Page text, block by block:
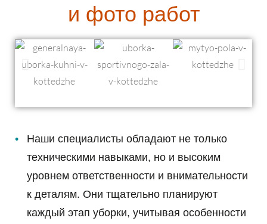
и фото работ
Наши специалисты обладают не только
техническими навыками, но и высоким
уровнем ответственности и внимательности
к деталям. Они тщательно планируют
каждый этап уборки, учитывая особенности